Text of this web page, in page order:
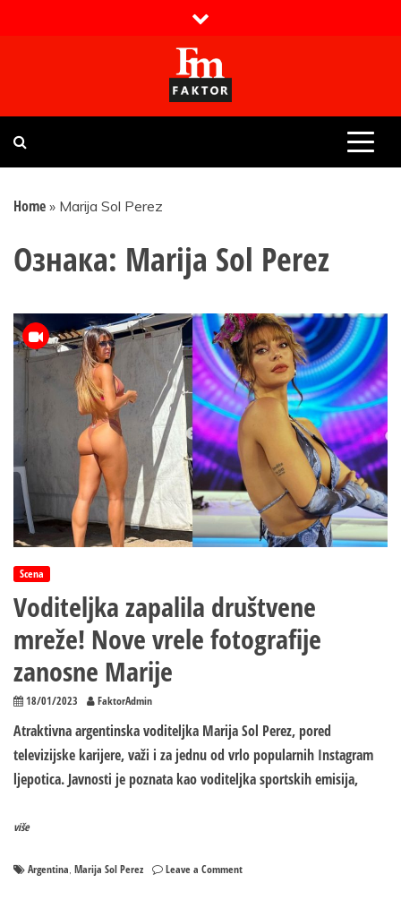
Faktor magazin
Uvijek presudan
Home » Marija Sol Perez
Ознака: Marija Sol Perez
Scena
Voditeljka zapalila društvene
mreže! Nove vrele fotografije
zanosne Marije
18/01/2023 FaktorAdmin
Atraktivna argentinska voditeljka Marija Sol Perez, pored
televizijske karijere, važi i za jednu od vrlo popularnih Instagram
ljepotica. Javnosti je poznata kao voditeljka sportskih emisija,
više
Argentina, Marija Sol Perez Leave a Commenton